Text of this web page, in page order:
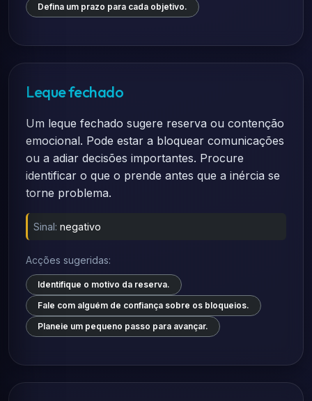
Defina um prazo para cada objetivo.
Leque fechado
Um leque fechado sugere reserva ou contenção
emocional. Pode estar a bloquear comunicações
ou a adiar decisões importantes. Procure
identificar o que o prende antes que a inércia se
torne problema.
Sinal: negativo
Acções sugeridas:
Identifique o motivo da reserva.
Fale com alguém de confiança sobre os bloqueios.
Planeie um pequeno passo para avançar.